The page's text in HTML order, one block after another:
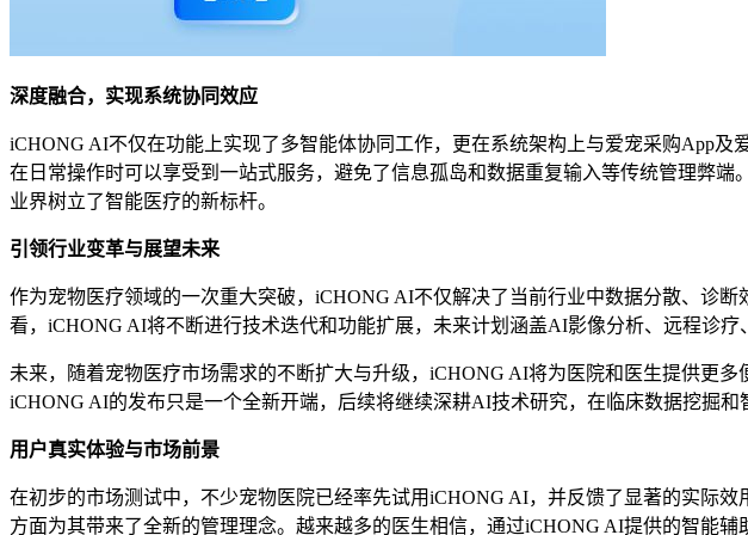
深度融合，实现系统协同效应
iCHONG AI不仅在功能上实现了多智能体协同工作，更在系统架构上与爱宠采购App
在日常操作时可以享受到一站式服务，避免了信息孤岛和数据重复输入等传统管理弊
业界树立了智能医疗的新标杆。
引领行业变革与展望未来
作为宠物医疗领域的一次重大突破，iCHONG AI不仅解决了当前行业中数据分散、诊
看，iCHONG AI将不断进行技术迭代和功能扩展，未来计划涵盖AI影像分析、远程诊
未来，随着宠物医疗市场需求的不断扩大与升级，iCHONG AI将为医院和医生提供更
iCHONG AI的发布只是一个全新开端，后续将继续深耕AI技术研究，在临床数据挖掘
用户真实体验与市场前景
在初步的市场测试中，不少宠物医院已经率先试用iCHONG AI，并反馈了显著的实际
方面为其带来了全新的管理理念。越来越多的医生相信，通过iCHONG AI提供的智能